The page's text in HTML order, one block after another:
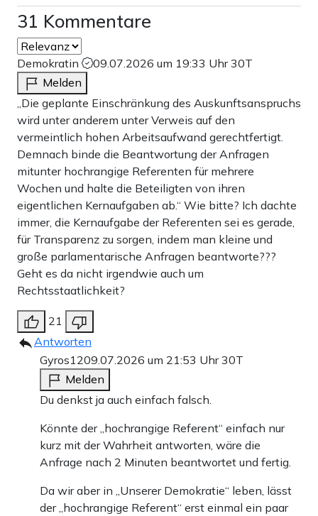
31 Kommentare
Demokratin 09.07.2026 um 19:33 Uhr30T
Melden
„Die geplante Einschränkung des Auskunftsanspruchs
wird unter anderem unter Verweis auf den
vermeintlich hohen Arbeitsaufwand gerechtfertigt.
Demnach binde die Beantwortung der Anfragen
mitunter hochrangige Referenten für mehrere
Wochen und halte die Beteiligten von ihren
eigentlichen Kernaufgaben ab.“ Wie bitte? Ich dachte
immer, die Kernaufgabe der Referenten sei es gerade,
für Transparenz zu sorgen, indem man kleine und
große parlamentarische Anfragen beantworte???
Geht es da nicht irgendwie auch um
Rechtsstaatlichkeit?
21
Antworten
Gyros1209.07.2026 um 21:53 Uhr30T
Melden
Du denkst ja auch einfach falsch.
Könnte der „hochrangige Referent“ einfach nur
kurz mit der Wahrheit antworten, wäre die
Anfrage nach 2 Minuten beantwortet und fertig.
Da wir aber in „Unserer Demokratie“ leben, lässt
der „hochrangige Referent“ erst einmal ein paar